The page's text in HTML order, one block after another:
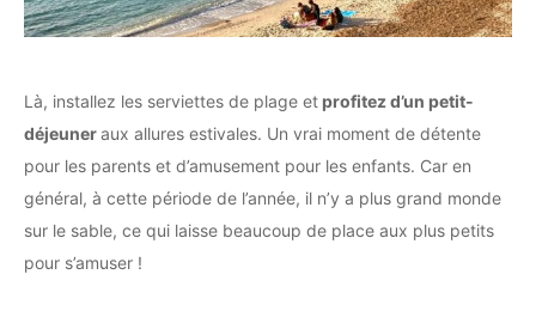
Là, installez les serviettes de plage etprofitez d’un petit-
déjeuneraux allures estivales. Un vrai moment de détente
pour les parents et d’amusement pour les enfants. Car en
général, à cette période de l’année, il n’y a plus grand monde
sur le sable, ce qui laisse beaucoup de place aux plus petits
pour s’amuser !